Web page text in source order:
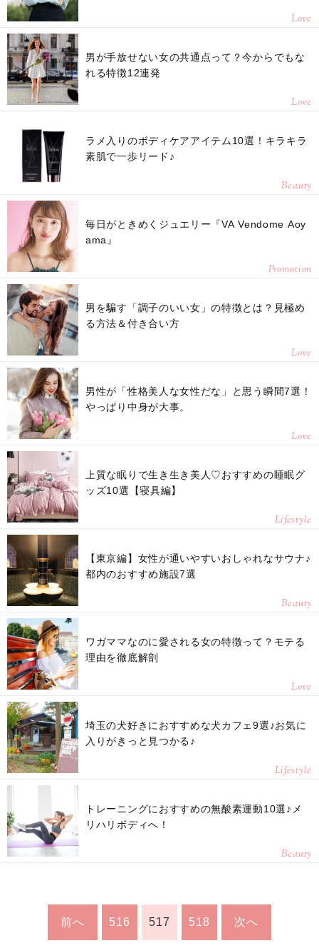
Love
男が手放せない女の共通点って？今からでもな
れる特徴12連発
Love
ラメ入りのボディケアアイテム10選！キラキラ
素肌で一歩リード♪
Beauty
毎日がときめくジュエリー『VA Vendome Aoy
ama』
Promotion
男を騙す「調子のいい女」の特徴とは？見極め
る方法＆付き合い方
Love
男性が「性格美人な女性だな」と思う瞬間7選！
やっぱり中身が大事。
Love
上質な眠りで生き生き美人♡おすすめの睡眠グ
ッズ10選【寝具編】
Lifestyle
【東京編】女性が通いやすいおしゃれなサウナ♪
都内のおすすめ施設7選
Beauty
ワガママなのに愛される女の特徴って？モテる
理由を徹底解剖
Love
埼玉の犬好きにおすすめな犬カフェ9選♪お気に
入りがきっと見つかる♪
Lifestyle
トレーニングにおすすめの無酸素運動10選♪メ
リハリボディへ！
Beauty
前へ 516 517 518 次へ